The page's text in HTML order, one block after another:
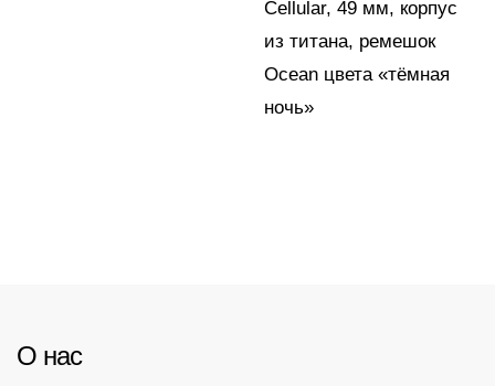
Cellular, 49 мм, корпус
из титана, ремешок
Ocean цвета «тёмная
ночь»
О нас